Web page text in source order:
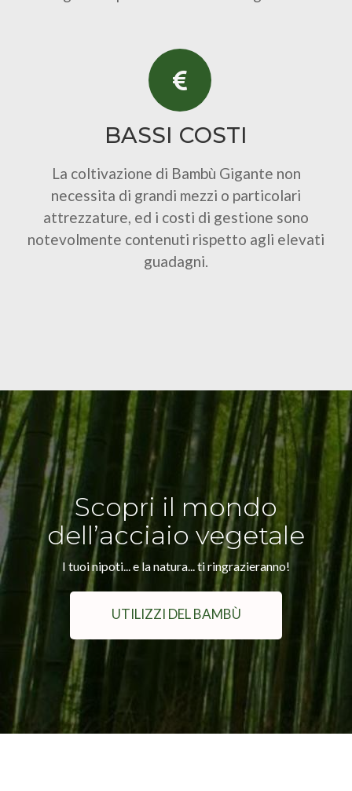
BASSI COSTI
La coltivazione di Bambù Gigante non
necessita di grandi mezzi o particolari
attrezzature, ed i costi di gestione sono
notevolmente contenuti rispetto agli elevati
guadagni.
Scopri il mondo
dell’acciaio vegetale
I tuoi nipoti... e la natura... ti ringrazieranno!
UTILIZZI DEL BAMBÙ